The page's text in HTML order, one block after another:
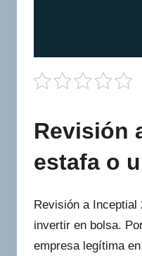
Revisión
estafa o
Revisión a Inceptial
invertir en bolsa.
empresa legítima